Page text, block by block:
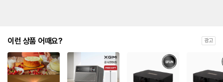
이런 상품 어때요? 광고